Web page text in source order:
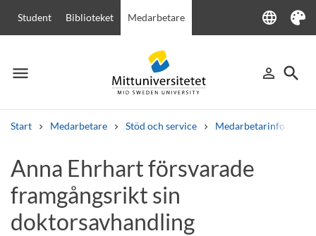
Student Biblioteket Medarbetare language
Language
Tema
menu
Meny person_outline
Logga in
search
Sök
Start Medarbetare Stöd och service Medarbetarinfo
Andra söktjänster
Kurser och programKursplanerVälkomstbrev
Lediga jobb
Anna Ehrhart försvarade
framgångsrikt sin
doktorsavhandling